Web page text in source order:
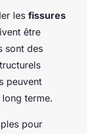
les fissures
être
sont des
peuvent
terme.
pour